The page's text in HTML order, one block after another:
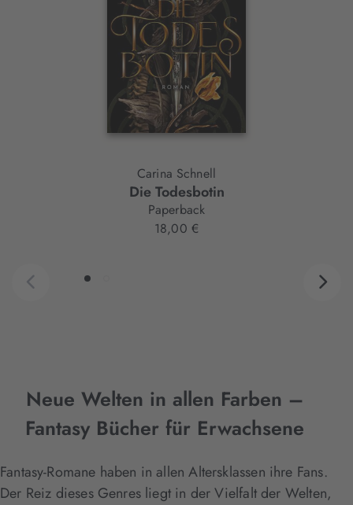
Carina Schnell
Die Todesbotin
Paperback
18,00 €
Neue Welten in allen Farben –
Fantasy Bücher für Erwachsene
Fantasy-Romane haben in allen Altersklassen ihre Fans.
Der Reiz dieses Genres liegt in der Vielfalt der Welten,